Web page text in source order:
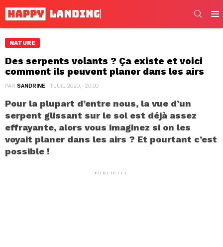
NATURE
Des serpents volants ? Ça existe et voici
comment ils peuvent planer dans les airs
PAR SANDRINE 1 JUIL 2020, · 20:00
Pour la plupart d’entre nous, la vue d’un
serpent glissant sur le sol est déjà assez
effrayante, alors vous imaginez si on les
voyait planer dans les airs ? Et pourtant c’est
possible !
PUBLICITÉ